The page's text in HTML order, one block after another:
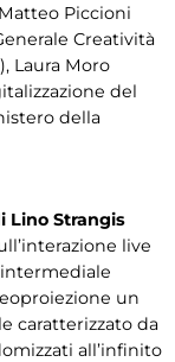
Piccioni
Creatività
Laura Moro
del
della
Lino Strangis
live
un
caratterizzato da
all’infinito